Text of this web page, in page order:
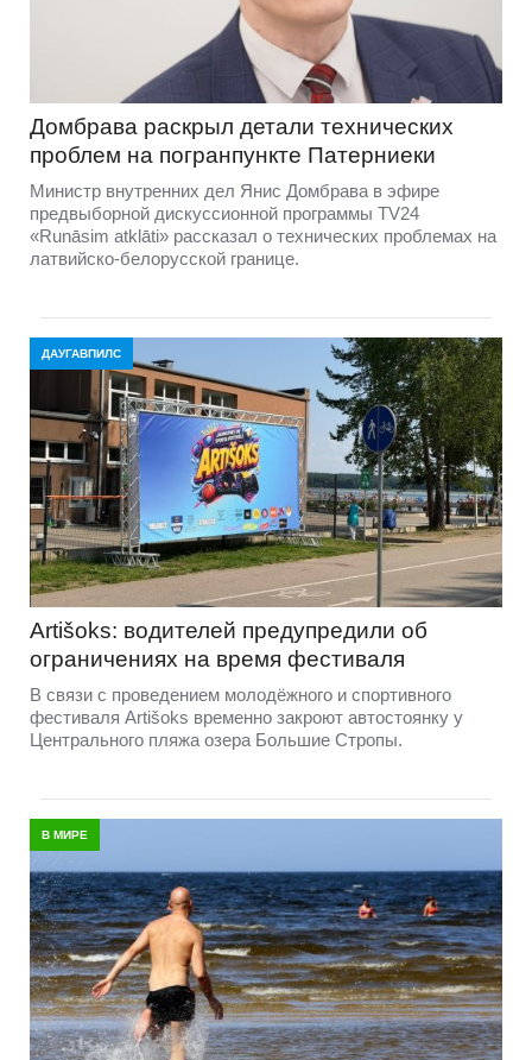
Домбравa раскрыл детали технических
проблем на погранпункте Патерниеки
Министр внутренних дел Янис Домбрава в эфире
предвыборной дискуссионной программы TV24
«Runāsim atklāti» рассказал о технических проблемах на
латвийско-белорусской границе.
ДАУГАВПИЛС
Artišoks: водителей предупредили об
ограничениях на время фестиваля
В связи с проведением молодёжного и спортивного
фестиваля Artišoks временно закроют автостоянку у
Центрального пляжа озера Большие Стропы.
В МИРЕ